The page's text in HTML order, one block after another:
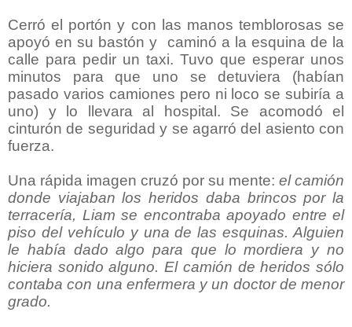
Cerró el portón y con las manos temblorosas se
apoyó en su bastón y
caminó a la esquina de la
calle para pedir un taxi. Tuvo que esperar unos
minutos para que uno se detuviera (habían
pasado varios camiones pero ni loco se subiría a
uno) y lo llevara al hospital. Se acomodó el
cinturón de seguridad y se agarró del asiento con
fuerza.
Una rápida imagen cruzó por su mente: el camión
donde viajaban los heridos daba brincos por la
terracería, Liam se encontraba apoyado entre el
piso del vehículo y una de las esquinas. Alguien
le había dado algo para que lo mordiera y no
hiciera sonido alguno. El camión de heridos sólo
contaba con una enfermera y un doctor de menor
grado.